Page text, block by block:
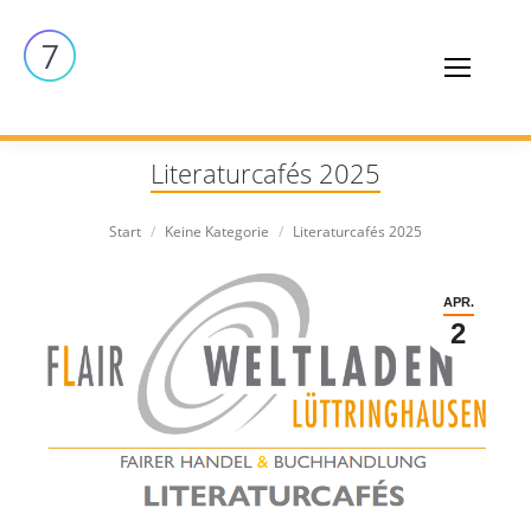
Literaturcafés 2025
Sie befinden sich hier:
Start Keine Kategorie Literaturcafés 2025
APR.
2